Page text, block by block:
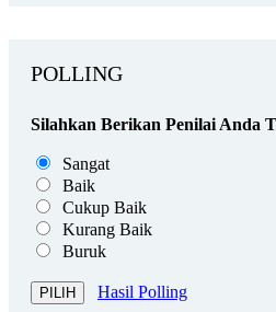
POLLING
Silahkan Berikan Penilai Anda
Sangat
Baik
Cukup Baik
Kurang Baik
Buruk
Hasil Polling